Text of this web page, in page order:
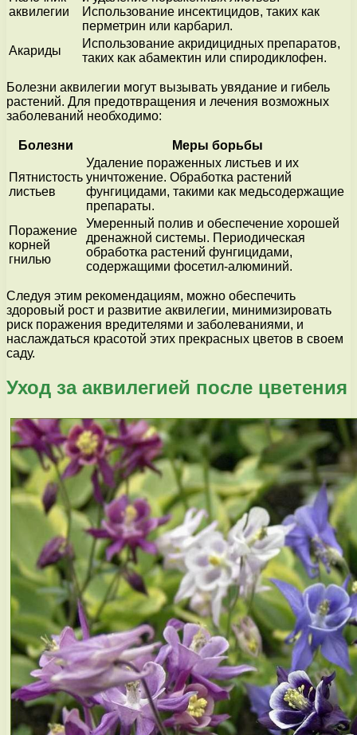
аквилегии
Использование инсектицидов, таких как
перметрин или карбарил.
Акариды
Использование акридицидных препаратов,
таких как абамектин или спиродиклофен.
Болезни аквилегии могут вызывать увядание и гибель
растений. Для предотвращения и лечения возможных
заболеваний необходимо:
Болезни Меры борьбы
Пятнистость
листьев
Удаление пораженных листьев и их
уничтожение. Обработка растений
фунгицидами, такими как медьсодержащие
препараты.
Поражение
корней
гнилью
Умеренный полив и обеспечение хорошей
дренажной системы. Периодическая
обработка растений фунгицидами,
содержащими фосетил-алюминий.
Следуя этим рекомендациям, можно обеспечить
здоровый рост и развитие аквилегии, минимизировать
риск поражения вредителями и заболеваниями, и
наслаждаться красотой этих прекрасных цветов в своем
саду.
Уход за аквилегией после цветения